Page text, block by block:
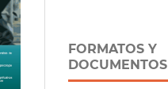
FORMATOS Y
DOCUMENTOS